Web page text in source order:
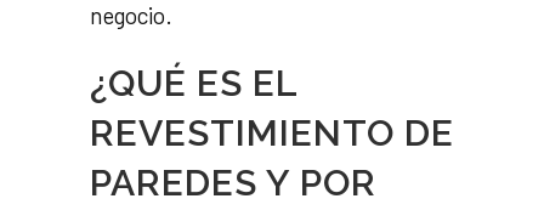
negocio.
¿QUÉ ES EL
REVESTIMIENTO DE
PAREDES Y POR